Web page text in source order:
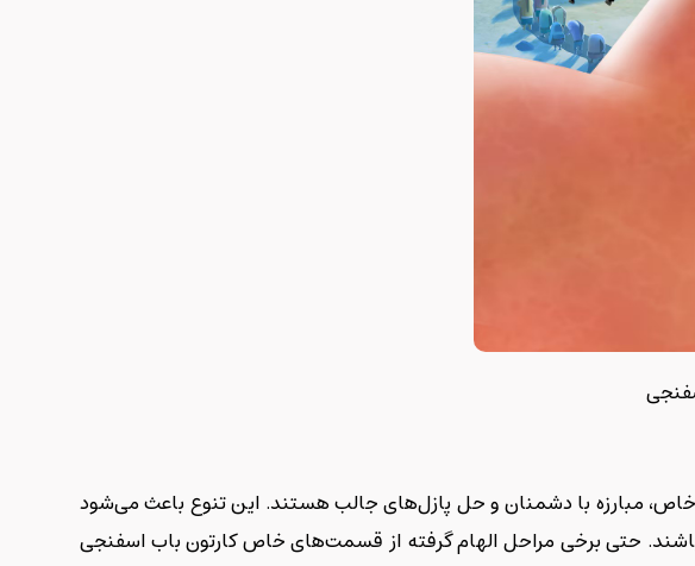
مبارزه با دشمنان و حل پازل‌های جالب هستند. این تنوع باعث می‌شود
باشند. حتی برخی مراحل الهام گرفته از قسمت‌های خاص کارتون باب اسفنجی